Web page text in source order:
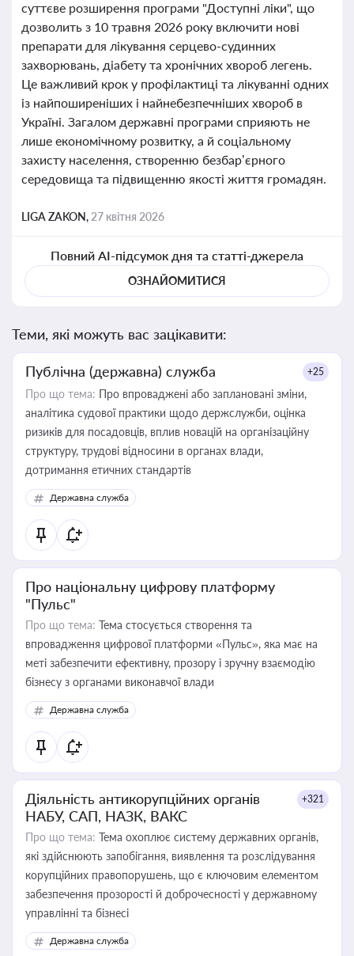
суттєве розширення програми "Доступні ліки", що
дозволить з 10 травня 2026 року включити нові
препарати для лікування серцево-судинних
захворювань, діабету та хронічних хвороб легень.
Це важливий крок у профілактиці та лікуванні одних
із найпоширеніших і найнебезпечніших хвороб в
Україні. Загалом державні програми сприяють не
лише економічному розвитку, а й соціальному
захисту населення, створенню безбар’єрного
середовища та підвищенню якості життя громадян.
LIGA ZAKON, 27 квітня 2026
Повний AI-підсумок дня та статті-джерела
ОЗНАЙОМИТИСЯ
Теми, які можуть вас зацікавити:
Публічна (державна) служба +25
Про що тема: Про впроваджені або заплановані зміни,
аналітика судової практики щодо держслужби, оцінка
ризиків для посадовців, вплив новацій на організаційну
структуру, трудові відносини в органах влади,
дотримання етичних стандартів
Державна служба
Про національну цифрову платформу
"Пульс"
Про що тема: Тема стосується створення та
впровадження цифрової платформи «Пульс», яка має на
меті забезпечити ефективну, прозору і зручну взаємодію
бізнесу з органами виконавчої влади
Державна служба
Діяльність антикорупційних органів
НАБУ, САП, НАЗК, ВАКС
+321
Про що тема: Тема охоплює систему державних органів,
які здійснюють запобігання, виявлення та розслідування
корупційних правопорушень, що є ключовим елементом
забезпечення прозорості й доброчесності у державному
управлінні та бізнесі
Державна служба